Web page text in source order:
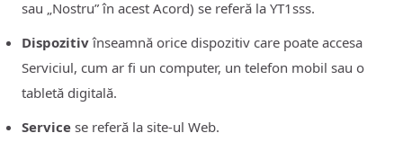
sau „Nostru” în acest Acord) se referă la YT1sss.
Dispozitivînseamnă orice dispozitiv care poate accesa
Serviciul, cum ar fi un computer, un telefon mobil sau o
tabletă digitală.
Service se referă la site-ul Web.